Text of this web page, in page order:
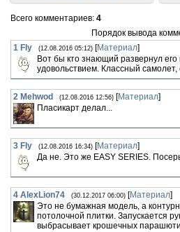
Всего комментариев: 4
Порядок вывода
1 Fly (12.08.2016 05:12) [Материал]
Вот бы кто знающий развернул
удовольствием. Классный самолет,
2 Mehwod (12.08.2016 12:56) [Материал]
Пласикарт делал...
3 Fly (12.08.2016 16:34) [Материал]
Да не. Это же EASY SERIES.
4 AlexLion74 (30.12.2017 06:00) [Материал]
Это не бумажная модель, а
потолочной плитки. Запускается
выбрасывает крошечных